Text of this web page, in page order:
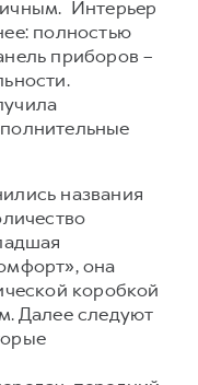
Интерьер
полностью
приборов –
названия
она
коробкой
Далее следуют